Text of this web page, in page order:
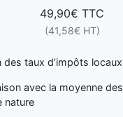
49,90€ TTC
(41,58€ HT)
des taux d’impôts locaux
avec la moyenne
nature